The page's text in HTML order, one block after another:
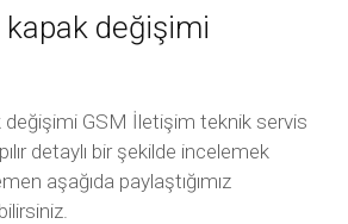
kapak değişimi
değişimi GSM İletişim teknik servis
detaylı bir şekilde incelemek
aşağıda paylaştığımız